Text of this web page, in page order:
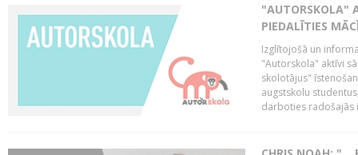
"AUTORSKOLA"
PIEDALĪTIES
Izglītojošā un
"Autorskola" aktīvi
skolotājus"
augstskolu
darboties radošajās